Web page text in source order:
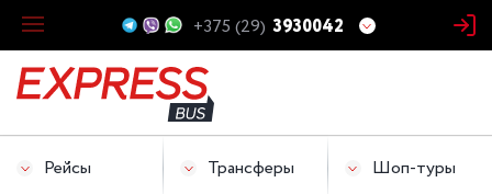
+375 (29) 3930042
Рейсы Трансферы Шоп-туры